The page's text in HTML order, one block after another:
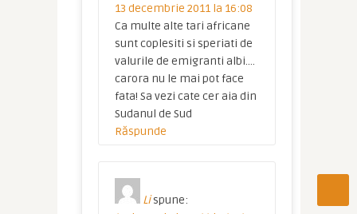
13 decembrie 2011 la 16:08
Ca multe alte tari africane
sunt coplesiti si speriati de
valurile de emigranti albi….
carora nu le mai pot face
fata! Sa vezi cate cer aia din
Sudanul de Sud
Răspunde
Li spune: